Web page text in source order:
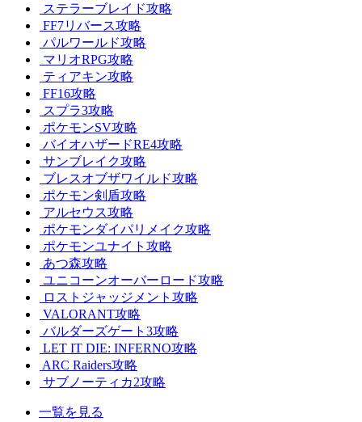
ステラーブレイド攻略
FF7リバース攻略
パルワールド攻略
マリオRPG攻略
ティアキン攻略
FF16攻略
スプラ3攻略
ポケモンSV攻略
バイオハザードRE4攻略
サンブレイク攻略
ブレスオブザワイルド攻略
ポケモン剣盾攻略
アルセウス攻略
ポケモンダイパリメイク攻略
ポケモンユナイト攻略
あつ森攻略
ユニコーンオーバーロード攻略
ロストジャッジメント攻略
VALORANT攻略
バルダーズゲート3攻略
LET IT DIE: INFERNO攻略
ARC Raiders攻略
サブノーティカ2攻略
一覧を見る